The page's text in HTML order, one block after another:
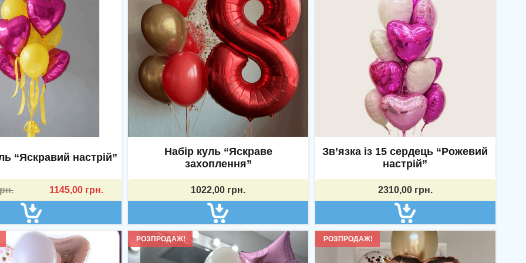
“Яскравий настрій”
1145,00 грн.
Набір куль “Яскраве
захоплення”
1022,00 грн.
Зв’язка із 15 сердець “Рожевий
настрій”
2310,00 грн.
РОЗПРОДАЖ! РОЗПРОДАЖ!
Доставка:07.00-22.00, без
вихідних.
© 2026 myshar.com.ua. Усі права захищені.